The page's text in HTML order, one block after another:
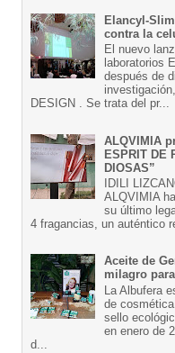
Elancyl-
contra la
El nuevo
laboratorios
después de
DESIGN . Se trata del pr...
ALQVIMIA
ESPRIT DE
DIOSAS”
IDILI
ALQVIMIA
su último
4 fragancias, un auténtico
Aceite de
milagro
La Albufera
de
sello
en enero de
d...